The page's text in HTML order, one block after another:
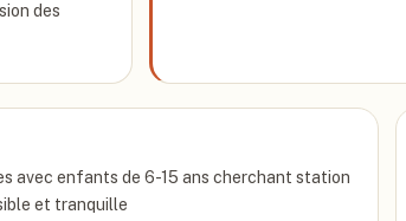
des
avec enfants de 6-15 ans cherchant station
et tranquille